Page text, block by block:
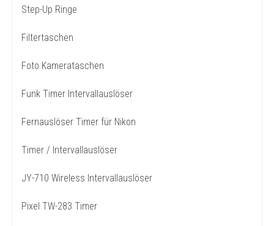
Step-Up Ringe
Filtertaschen
Foto Kamerataschen
Funk Timer Intervallauslöser
Fernauslöser Timer für Nikon
Timer / Intervallauslöser
JY-710 Wireless Intervallauslöser
Pixel TW-283 Timer